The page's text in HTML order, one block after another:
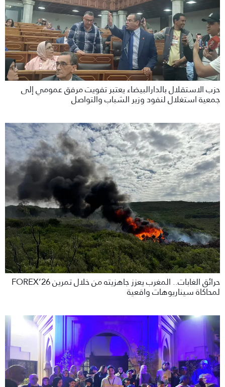
حزب الاستقلال بالدارالبيضاء يعتبر تفويت مرفق عمومي إلى
جمعية استغلال لنفود وزير الشباب والتواصل
حرائق الغابات.. المغرب يعزز جاهزيته من خلال تمرين FOREX’26
لمحاكاة سيناريوهات واقعية